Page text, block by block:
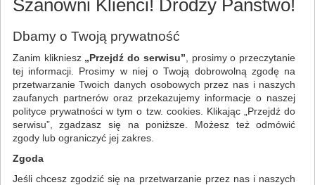
Ochrona indywidualna Gogle
WSZYSTKIE KATEGORIE
NAJCHĘTNIEJ WYBIERANE
FILTRY
WIĘCEJ
Zakres cenowy
Szanowni Klienci! Drodzy Państwo!
Dbamy o Twoją prywatność
Zanim klikniesz „Przejdź do serwisu” , prosimy o przeczytanie
tej informacji. Prosimy w niej o Twoją dobrowolną zgodę na
przetwarzanie Twoich danych osobowych przez nas i naszych
zaufanych partnerów oraz przekazujemy informacje o naszej
polityce prywatności w tym o tzw. cookies. Klikając „Przejdź do
serwisu”, zgadzasz się na poniższe. Możesz też odmówić
zgody lub ograniczyć jej zakres.
Zgoda
Jeśli chcesz zgodzić się na przetwarzanie przez nas i naszych